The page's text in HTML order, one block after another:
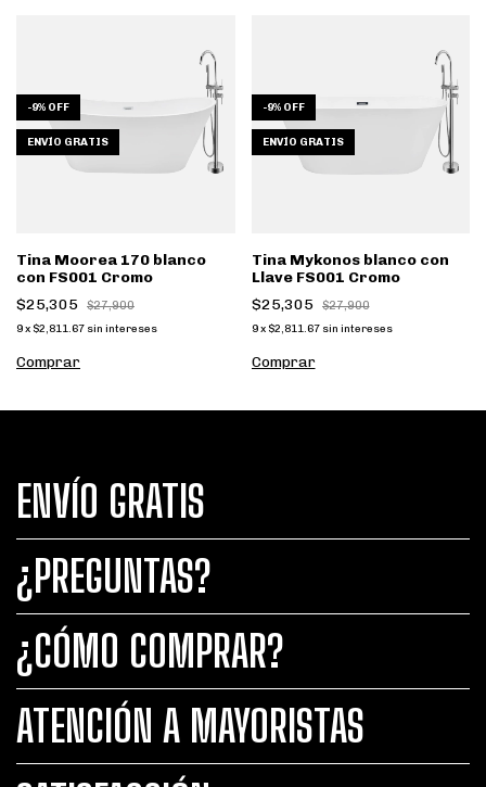
-9% OFF
ENVÍO GRATIS
Tina Moorea 170 blanco
con FS001 Cromo
$25,305
$27,900
9x $2,811.67 sin intereses
Comprar
-9% OFF
ENVÍO GRATIS
Tina Mykonos blanco con
Llave FS001 Cromo
$25,305
$27,900
9 x $2,811.67 sin intereses
Comprar
ENVÍO GRATIS
¿PREGUNTAS?
¿CÓMO COMPRAR?
ATENCIÓN A MAYORISTAS